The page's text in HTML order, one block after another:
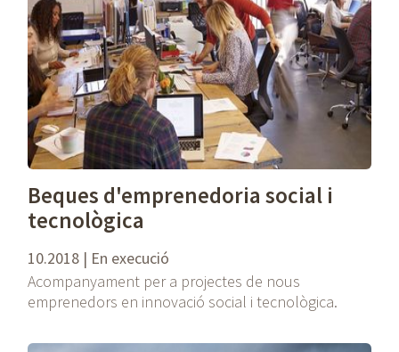
Beques d'emprenedoria social i
tecnològica
10.2018 | En execució
Acompanyament per a projectes de nous
emprenedors en innovació social i tecnològica.